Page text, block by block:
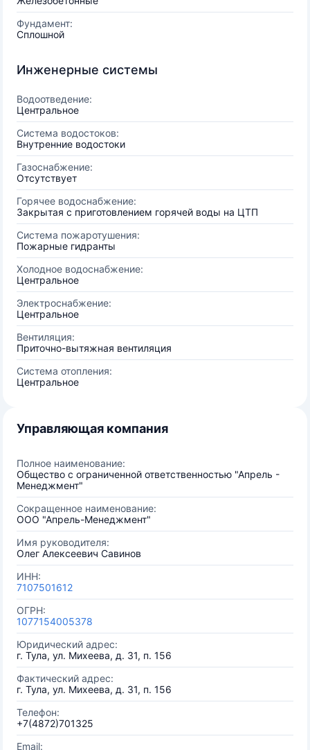
Фундамент:
Сплошной
Инженерные системы
Водоотведение:
Центральное
Система водостоков:
Внутренние водостоки
Газоснабжение:
Отсутствует
Горячее водоснабжение:
Закрытая с приготовлением горячей воды на ЦТП
Система пожаротушения:
Пожарные гидранты
Холодное водоснабжение:
Центральное
Электроснабжение:
Центральное
Вентиляция:
Приточно-вытяжная вентиляция
Система отопления:
Центральное
Управляющая компания
Полное наименование:
Общество с ограниченной ответственностью "Апрель -
Менеджмент"
Сокращенное наименование:
ООО "Апрель-Менеджмент"
Имя руководителя:
Олег Алексеевич Савинов
ИНН:
7107501612
ОГРН:
1077154005378
Юридический адрес:
г. Тула, ул. Михеева, д. 31, п. 156
Фактический адрес:
г. Тула, ул. Михеева, д. 31, п. 156
Телефон:
+7(4872)701325
Email: